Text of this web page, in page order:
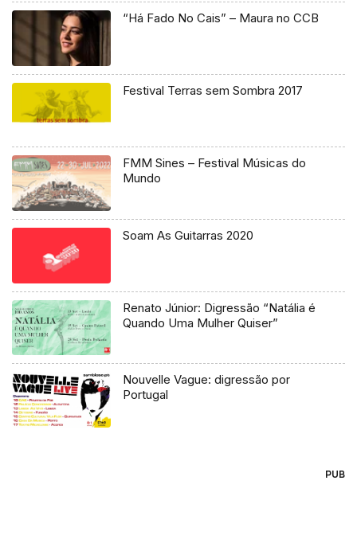
“Há Fado No Cais” – Maura no CCB
Festival Terras sem Sombra 2017
FMM Sines – Festival Músicas do
Mundo
Soam As Guitarras 2020
Renato Júnior: Digressão “Natália é
Quando Uma Mulher Quiser”
Nouvelle Vague: digressão por
Portugal
PUB